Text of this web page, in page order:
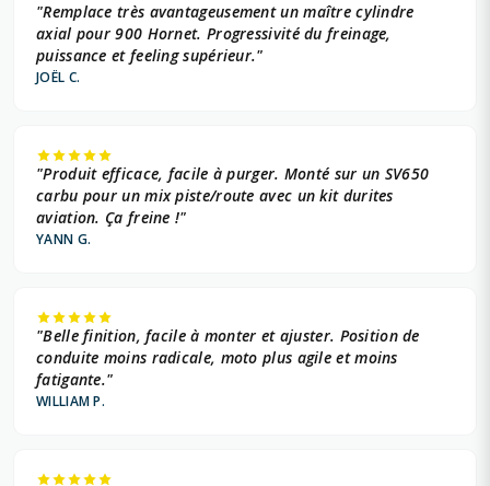
"Remplace très avantageusement un maître cylindre
axial pour 900 Hornet. Progressivité du freinage,
puissance et feeling supérieur."
JOËL C.
"Produit efficace, facile à purger. Monté sur un SV650
carbu pour un mix piste/route avec un kit durites
aviation. Ça freine !"
YANN G.
"Belle finition, facile à monter et ajuster. Position de
conduite moins radicale, moto plus agile et moins
fatigante."
WILLIAM P.